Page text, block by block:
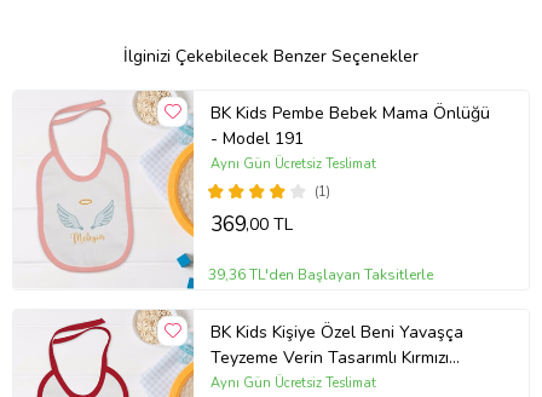
İlginizi Çekebilecek Benzer Seçenekler
BK Kids Pembe Bebek Mama Önlüğü
- Model 191
(1)
Aynı Gün Ücretsiz Teslimat
369,00 TL
39,36 TL'den Başlayan Taksitlerle
BK Kids Kişiye Özel Beni Yavaşça
Teyzeme Verin Tasarımlı Kırmızı
Bebek Mama Önlüğü-1
Aynı Gün Ücretsiz Teslimat